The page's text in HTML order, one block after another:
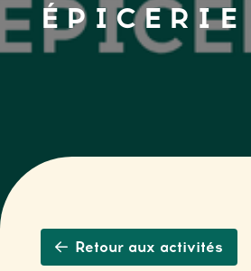
ÉPICERIE
Retour aux activités